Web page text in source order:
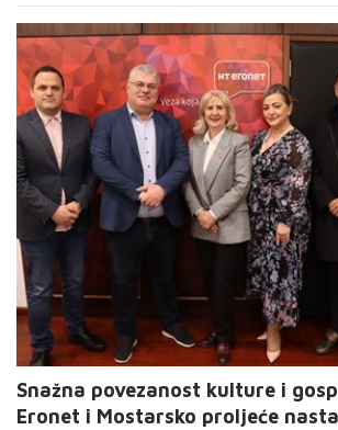
Snažna povezanost kulture i
Eronet i Mostarsko proljeće